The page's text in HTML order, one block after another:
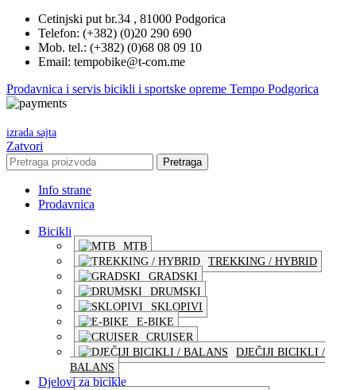
Cetinjski put br.34 , 81000 Podgorica
Telefon: (+382) (0)20 290 690
Mob. tel.: (+382) (0)68 08 09 10
Email: tempobike@t-com.me
Prodavnica i servis bicikli i sportske opreme Tempo Podgorica
izrada sajta
Zatvori
Pretraga
Info strane
Prodavnica
Bicikli
MTB
TREKKING / HYBRID
GRADSKI
DRUMSKI
SKLOPIVI
E-BIKE
CRUISER
DJEČIJI BICIKLI /
BALANS
Djelovi za bicikle